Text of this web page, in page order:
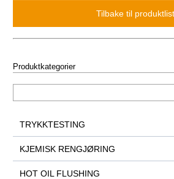
Produktkategorier
TRYKKTESTING
KJEMISK RENGJØRING
HOT OIL FLUSHING